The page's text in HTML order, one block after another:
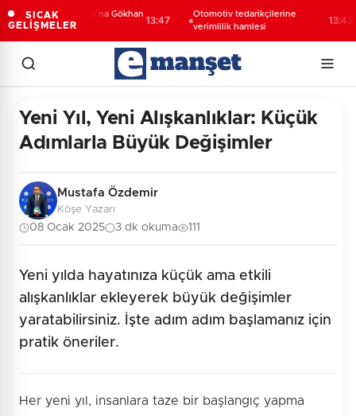
SICAK
GELİŞMELER
Nevşehir Kültür Yolu'na Gökhan
Türkmen'li final
13:47
Otomotiv tedarikçilerine
verimlilik hamlesi
13:43
Yeni Yıl, Yeni Alışkanlıklar: Küçük
Adımlarla Büyük Değişimler
Mustafa Özdemir
Köşe Yazarı
08 Ocak 2025 3 dk okuma 111
Yeni yılda hayatınıza küçük ama etkili
alışkanlıklar ekleyerek büyük değişimler
yaratabilirsiniz. İşte adım adım başlamanız için
pratik öneriler.
Her yeni yıl, insanlara taze bir başlangıç yapma